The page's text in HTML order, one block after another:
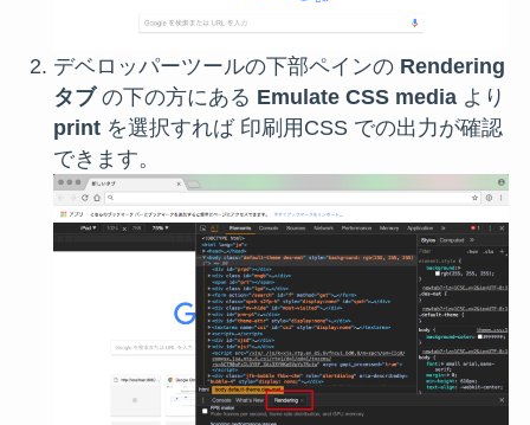
デベロッパーツールの下部ペインの Rendering
タブの下の方にある Emulate CSS mediaより
printを選択すれば 印刷用CSS での出力が確認
できます。